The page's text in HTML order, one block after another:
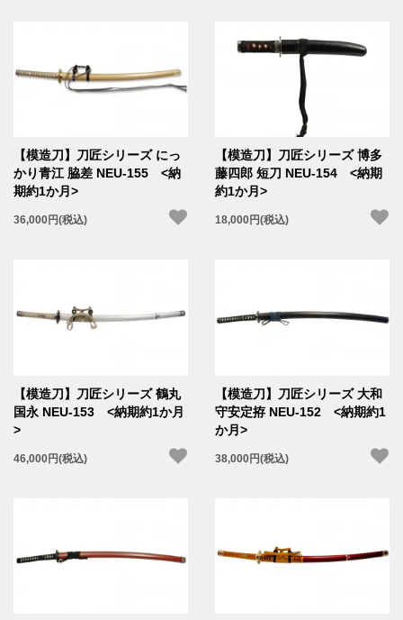
【模造刀】刀匠シリーズ にっ
かり青江 脇差 NEU-155 <納
期約1か月>
36,000円(税込)
【模造刀】刀匠シリーズ 博多
藤四郎 短刀 NEU-154 <納期
約1か月>
18,000円(税込)
【模造刀】刀匠シリーズ 鶴丸
国永 NEU-153 <納期約1か月
>
46,000円(税込)
【模造刀】刀匠シリーズ 大和
守安定拵 NEU-152 <納期約1
か月>
38,000円(税込)